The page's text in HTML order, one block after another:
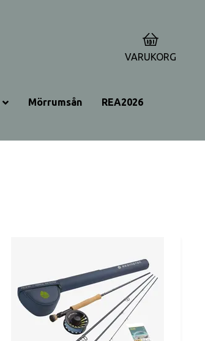
0
VARUKORG
Mörrumsån REA2026